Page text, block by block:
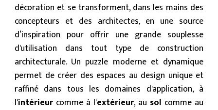
décoration et se transforment, dans les mains des
concepteurs et des architectes, en une source
d’inspiration pour offrir une grande souplesse
d'utilisation dans tout type de construction
architecturale. Un puzzle moderne et dynamique
permet de créer des espaces au design unique et
raffiné dans tous les domaines d'application, à
l'intérieur comme à l'extérieur, au sol comme au